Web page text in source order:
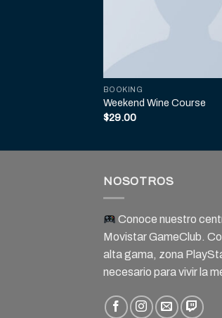
BOOKING
Weekend Wine Course
$29.00
NOSOTROS
Conoce nuestro
Movistar GameClub.
alta gama, zona
necesario para vivir la